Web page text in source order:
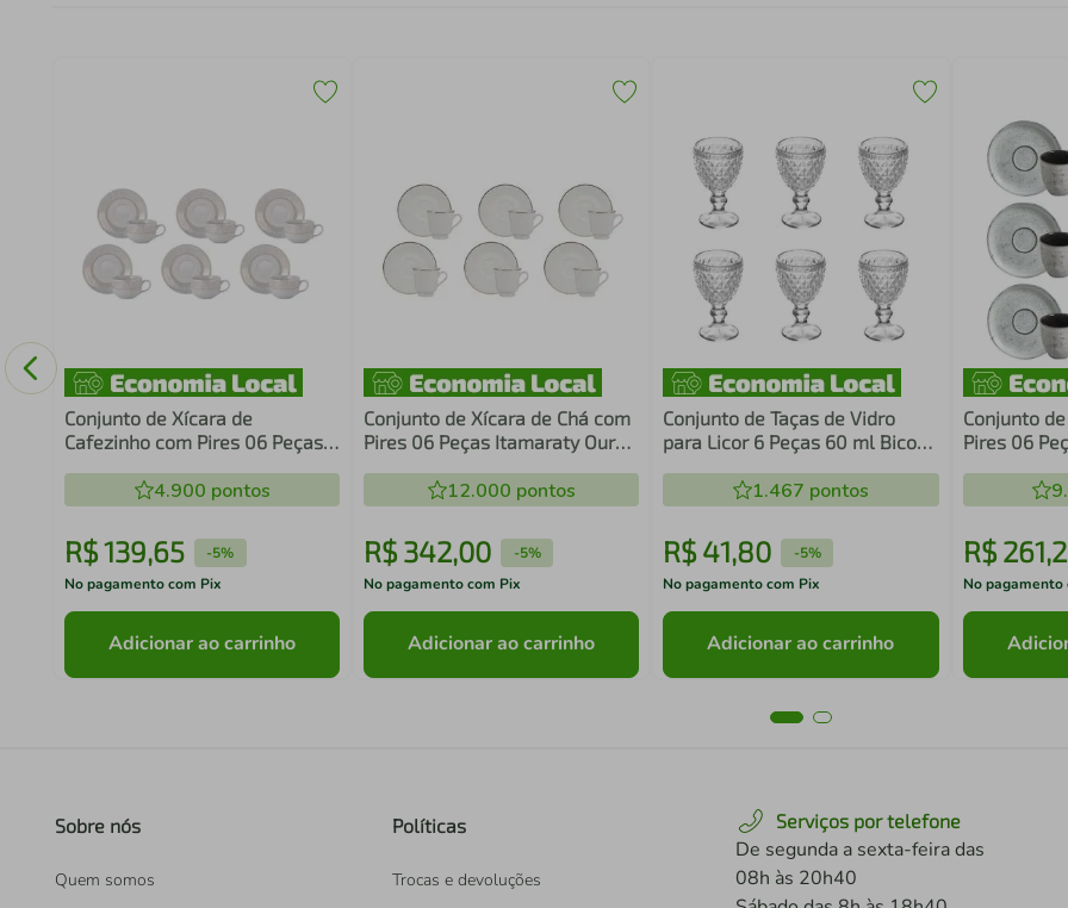
Conjunto de Xícara de
Cafezinho com Pires 06 Peças
4.900 pontos
R$139,65 -5%
No pagamento com Pix
Adicionar ao carrinho
Conjunto de Xícara de Chá com
Pires 06 Peças Itamaraty Ouro
12.000 pontos
R$ 342,00 -5%
No pagamento com Pix
Adicionar ao carrinho
Conjunto de Taças de Vidro
para Licor 6 Peças 60 ml Bico
1.467 pontos
R$41,80 -5%
No pagamento com Pix
Adicionar ao carrinho
Conjunto
Pires 06
R$ 261,
No pagamento
Sobre nós
Quem somos
Políticas
Trocas e devoluções
Serviços por telefone
De segunda a sexta-feira das
08h às 20h40